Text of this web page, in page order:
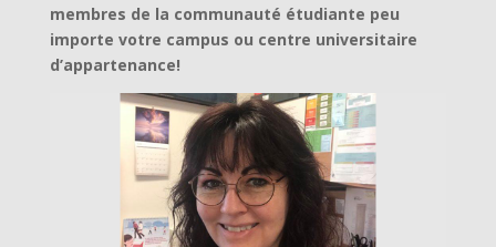
membres de la communauté étudiante peu
importe votre campus ou centre universitaire
d’appartenance!